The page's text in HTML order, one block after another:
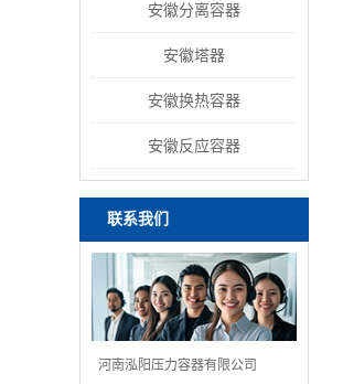
安徽分离容器
安徽塔器
安徽换热容器
安徽反应容器
联系我们
河南泓阳压力容器有限公司